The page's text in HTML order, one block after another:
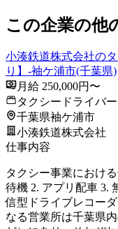
この企業の他
小湊鉄道株式会社の
り】-袖ケ浦市(千葉県)
月給 250,000円〜
タクシードライバー
千葉県袖ケ浦市
小湊鉄道株式会社
仕事内容
タクシー事業におけ
待機 2. アプリ配車 3.
信型ドライブレコー
なる営業所は千葉県